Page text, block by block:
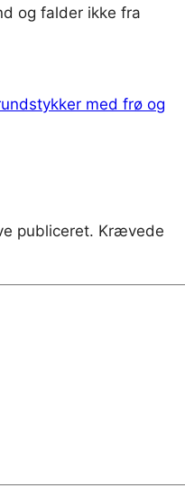
og falder ikke fra
med frø og
publiceret. Krævede